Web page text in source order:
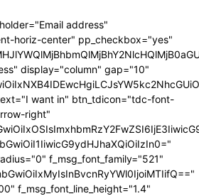
address"
horiz-center" pp_checkbox="yes"
display="column" gap="10"
want in" btn_tdicon="tdc-font-
right"
f_msg_font_family="521"
f_msg_font_line_height="1.4"